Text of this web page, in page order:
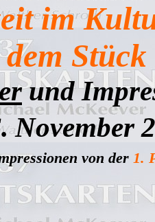
im
und
November
von der 1.